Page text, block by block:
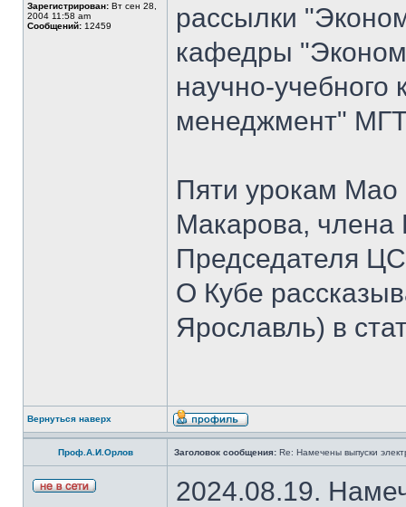
Зарегистрирован: Вт сен 28,
2004 11:58 am
Сообщений: 12459
рассылки
кафедры
научно-
менеджмент"
Пяти урокам Мао
Макарова,
Председателя
О Кубе
Ярославль) в
Вернуться наверх
Проф.А.И.Орлов Заголовок сообщения: Re: Намечены выпуски
2024.08.19.